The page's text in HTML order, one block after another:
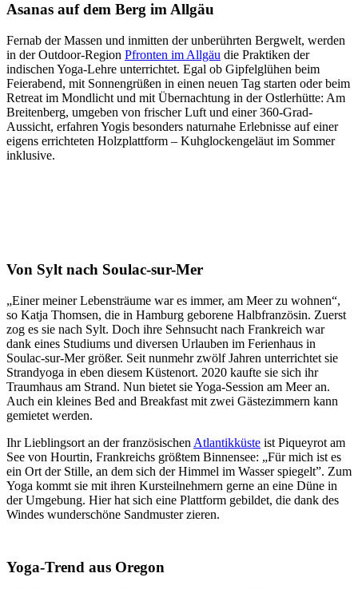
Asanas auf dem Berg im Allgäu
Fernab der Massen und inmitten der unberührten Bergwelt, werden
in der Outdoor-Region Pfronten im Allgäu die Praktiken der
indischen Yoga-Lehre unterrichtet. Egal ob Gipfelglühen beim
Feierabend, mit Sonnengrüßen in einen neuen Tag starten oder beim
Retreat im Mondlicht und mit Übernachtung in der Ostlerhütte: Am
Breitenberg, umgeben von frischer Luft und einer 360-Grad-
Aussicht, erfahren Yogis besonders naturnahe Erlebnisse auf einer
eigens errichteten Holzplattform – Kuhglockengeläut im Sommer
inklusive.
Von Sylt nach Soulac-sur-Mer
„Einer meiner Lebensträume war es immer, am Meer zu wohnen“,
so Katja Thomsen, die in Hamburg geborene Halbfranzösin. Zuerst
zog es sie nach Sylt. Doch ihre Sehnsucht nach Frankreich war
dank eines Studiums und diversen Urlauben im Ferienhaus in
Soulac-sur-Mer größer. Seit nunmehr zwölf Jahren unterrichtet sie
Strandyoga in eben diesem Küstenort. 2020 kaufte sie sich ihr
Traumhaus am Strand. Nun bietet sie Yoga-Session am Meer an.
Auch ein kleines Bed and Breakfast mit zwei Gästezimmern kann
gemietet werden.
Ihr Lieblingsort an der französischen Atlantikküste ist Piqueyrot am
See von Hourtin, Frankreichs größtem Binnensee: „Für mich ist es
ein Ort der Stille, an dem sich der Himmel im Wasser spiegelt”. Zum
Yoga kommt sie mit ihren Kursteilnehmern gerne an eine Düne in
der Umgebung. Hier hat sich eine Plattform gebildet, die dank des
Windes wunderschöne Sandmuster zieren.
Yoga-Trend aus Oregon